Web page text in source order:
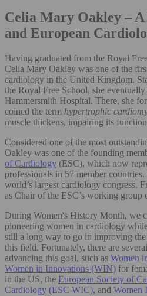
Celia Mary Oakley –
and European
Having graduated from the Royal
Celia Mary Oakley was one of the
cardiology in the United Kingdom.
the Royal Free School, she
Hammersmith Hospital. There, she
coined the term hypertrophic
muscle thickens, impairing its
Considered one of the most
Oakley was one of the founding
of Cardiology (ESC), which now
professionals in 57 member
world’s largest cardiology congress.
as Chair of the ESC’s working group
During Women's History Month, we
pioneering women in cardiology
still a long way to go in improving
this field. Fortunately, there are
advancing this goal, such as Women
Women in Innovations (WIN) for
in the US, the European Society of
Cardiology (ESC WIC), and Women